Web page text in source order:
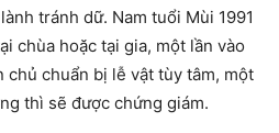
tránh dữ. Nam tuổi Mùi 1991
chùa hoặc tại gia, một lần vào
chủ chuẩn bị lễ vật tùy tâm, một
thì sẽ được chứng giám.